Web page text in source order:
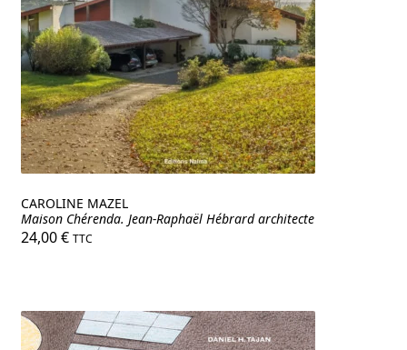
CAROLINE MAZEL
Maison Chérenda. Jean-Raphaël Hébrard architecte
24,00€ TTC